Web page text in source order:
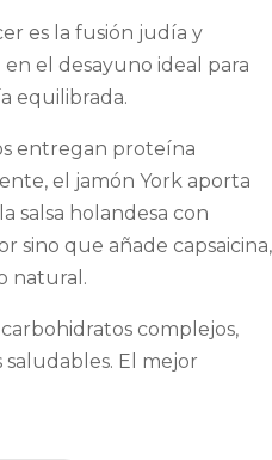
es la fusión judía y
el desayuno ideal para
equilibrada.
entregan proteína
el jamón York aporta
salsa holandesa con
sino que añade capsaicina,
natural.
complejos,
El mejor